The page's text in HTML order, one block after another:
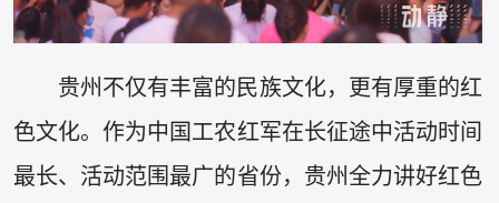
贵州不仅有丰富的民族文化，更有厚重的红
色文化。作为中国工农红军在长征途中活动时间
最长、活动范围最广的省份，贵州全力讲好红色